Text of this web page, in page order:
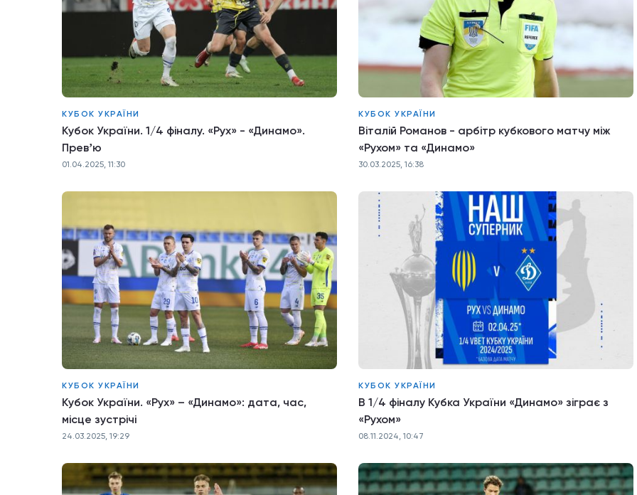
КУБОК УКРАЇНИ
Кубок України. 1/4 фіналу. «Рух» - «Динамо».
Превʼю
01.04.2025, 11:30
КУБОК УКРАЇНИ
Віталій Романов - арбітр кубкового матчу між
«Рухом» та «Динамо»
30.03.2025, 16:38
КУБОК УКРАЇНИ
Кубок України. «Рух» – «Динамо»: дата, час,
місце зустрічі
24.03.2025, 19:29
КУБОК УКРАЇНИ
В 1/4 фіналу Кубка України «Динамо» зіграє з
«Рухом»
08.11.2024, 10:47